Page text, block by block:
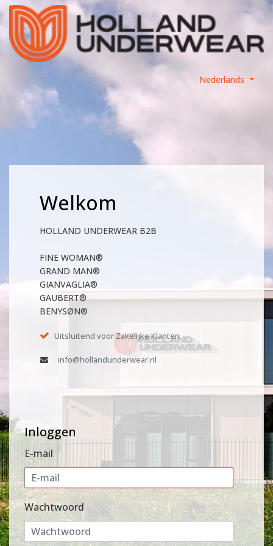
Nederlands
Welkom
HOLLAND UNDERWEAR B2B
FINE WOMAN®
GRAND MAN®
GIANVAGLIA®
GAUBERT®
BENYSØN®
Uitsluitend voor Zakelijke Klanten
info@hollandunderwear.nl
Inloggen
E-mail
Wachtwoord